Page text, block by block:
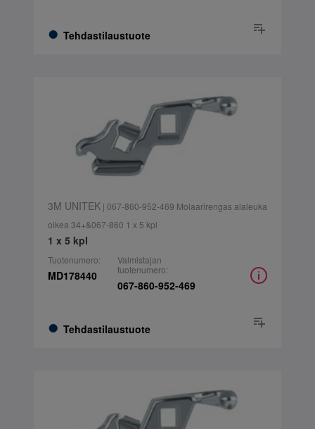
Tehdastilaustuote
3M UNITEK| 067-860-952-469 Molaarirengas alaleuka
oikea 34+&067-860 1 x 5 kpl
1 x 5 kpl
Tuotenumero:
MD178440
Tehdastilaustuote
Valmistajan
tuotenumero:
067-860-952-469